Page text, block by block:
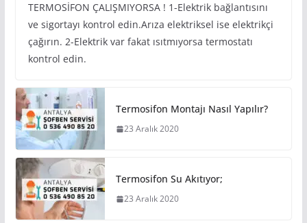
TERMOSİFON ÇALIŞMIYORSA ! 1-Elektrik bağlantısını
ve sigortayı kontrol edin.Arıza elektriksel ise elektrikçi
çağırın. 2-Elektrik var fakat ısıtmıyorsa termostatı
kontrol edin.
Termosifon Montajı Nasıl Yapılır?
23 Aralık 2020
Termosifon Su Akıtıyor;
23 Aralık 2020